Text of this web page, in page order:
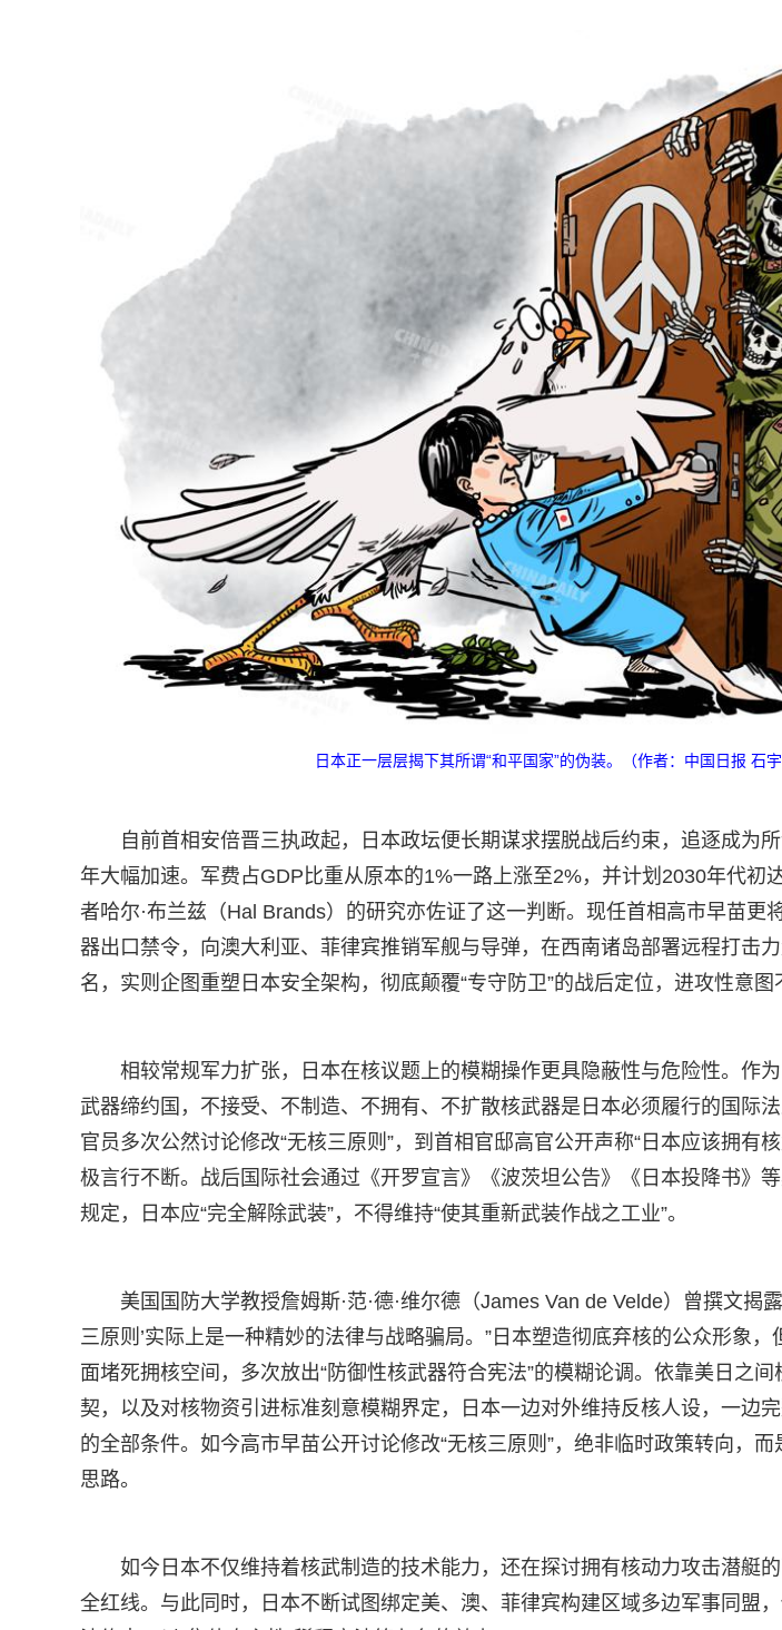
日本正一层层揭下其所谓“和平国家”的伪装。（作者：中国日报 石宇
自前首相安倍晋三执政起，日本政坛便长期谋求摆脱战后约束，追逐成为
年大幅加速。军费占GDP比重从原本的1%一路上涨至2%，并计划2030年代初
者哈尔·布兰兹（Hal Brands）的研究亦佐证了这一判断。现任首相高市早苗
器出口禁令，向澳大利亚、菲律宾推销军舰与导弹，在西南诸岛部署远程打击
名，实则企图重塑日本安全架构，彻底颠覆“专守防卫”的战后定位，进攻性意图
相较常规军力扩张，日本在核议题上的模糊操作更具隐蔽性与危险性。作
武器缔约国，不接受、不制造、不拥有、不扩散核武器是日本必须履行的国际
官员多次公然讨论修改“无核三原则”，到首相官邸高官公开声称“日本应该拥有
极言行不断。战后国际社会通过《开罗宣言》《波茨坦公告》《日本投降书》
规定，日本应“完全解除武装”，不得维持“使其重新武装作战之工业”。
美国国防大学教授詹姆斯·范·德·维尔德（James Van de Velde）曾撰文揭
三原则’实际上是一种精妙的法律与战略骗局。”日本塑造彻底弃核的公众形象
面堵死拥核空间，多次放出“防御性核武器符合宪法”的模糊论调。依靠美日之间
契，以及对核物资引进标准刻意模糊界定，日本一边对外维持反核人设，一边
的全部条件。如今高市早苗公开讨论修改“无核三原则”，绝非临时政策转向，
思路。
如今日本不仅维持着核武制造的技术能力，还在探讨拥有核动力攻击潜艇
全红线。与此同时，日本不断试图绑定美、澳、菲律宾构建区域多边军事同盟